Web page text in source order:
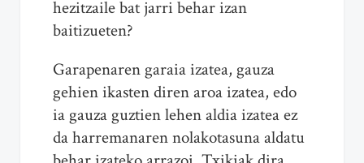
hezitzaile bat jarri behar izan
baitizueten?
Garapenaren garaia izatea, gauza
gehien ikasten diren aroa izatea, edo
ia gauza guztien lehen aldia izatea ez
da harremanaren nolakotasuna aldatu